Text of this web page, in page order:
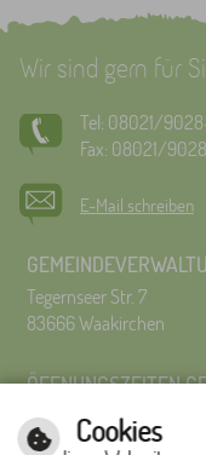
Wir sind gern für
Tel: 08021/
Fax: 08021/
E-Mail schreiben
Tegernseer Str. 7
83666 Waakirchen
ÖFFNUNGSZEITEN
Montag bis Freitag 8:00
Montag bis Donnerstag
Cookies